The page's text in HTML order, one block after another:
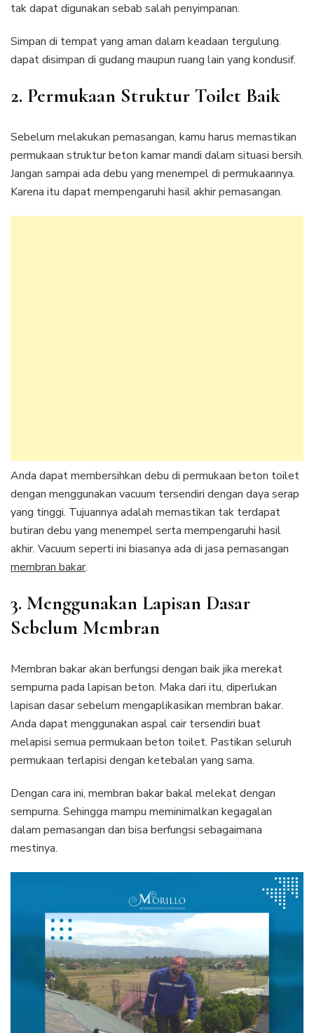
tak dapat digunakan sebab salah penyimpanan.
Simpan di tempat yang aman dalam keadaan tergulung.
dapat disimpan di gudang maupun ruang lain yang kondusif.
2. Permukaan Struktur Toilet Baik
Sebelum melakukan pemasangan, kamu harus memastikan
permukaan struktur beton kamar mandi dalam situasi bersih.
Jangan sampai ada debu yang menempel di permukaannya.
Karena itu dapat mempengaruhi hasil akhir pemasangan.
Anda dapat membersihkan debu di permukaan beton toilet
dengan menggunakan vacuum tersendiri dengan daya serap
yang tinggi. Tujuannya adalah memastikan tak terdapat
butiran debu yang menempel serta mempengaruhi hasil
akhir. Vacuum seperti ini biasanya ada di jasa pemasangan
membran bakar.
3. Menggunakan Lapisan Dasar
Sebelum Membran
Membran bakar akan berfungsi dengan baik jika merekat
sempurna pada lapisan beton. Maka dari itu, diperlukan
lapisan dasar sebelum mengaplikasikan membran bakar.
Anda dapat menggunakan aspal cair tersendiri buat
melapisi semua permukaan beton toilet. Pastikan seluruh
permukaan terlapisi dengan ketebalan yang sama.
Dengan cara ini, membran bakar bakal melekat dengan
sempurna. Sehingga mampu meminimalkan kegagalan
dalam pemasangan dan bisa berfungsi sebagaimana
mestinya.